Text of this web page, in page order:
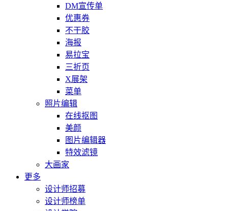
DM宣传单
优惠券
不干胶
海报
易拉宝
三折页
X展架
菜单
照片编辑
在线抠图
美颜
图片编辑器
特效滤镜
大画家
更多
设计师招募
设计师榜单